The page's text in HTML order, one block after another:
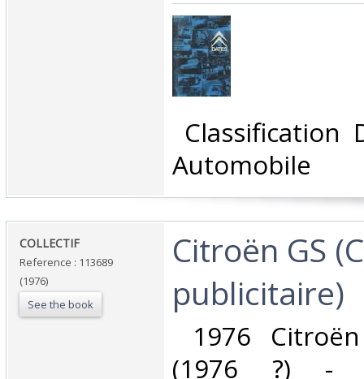
Classification
Automobile‎
‎COLLECTIF‎
Reference : 113689
(1976)
See the book
‎Citroën GS
publicitaire)‎
1976
(1976 ?) -